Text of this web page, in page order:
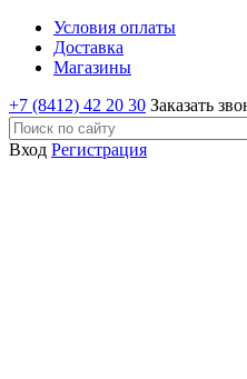
Условия оплаты
Доставка
Магазины
+7 (8412) 42 20 30 Заказать
Вход Регистрация